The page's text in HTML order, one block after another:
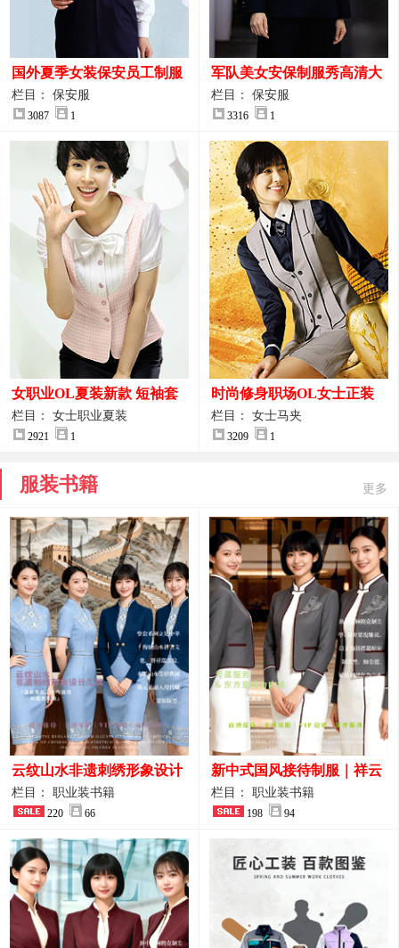
国外夏季女装保安员工制服
装大图
栏目： 保安服
3087 1
军队美女安保制服秀高清大
图
栏目： 保安服
3316 1
女职业OL夏装新款 短袖套
装女正装
栏目： 女士职业夏装
2921 1
时尚修身职场OL女士正装
马甲拍摄大图
栏目： 女士马夹
3209 1
服装书籍 更多
云纹山水非遗刺绣形象设计
工装｜会议礼仪接待人员制
服画册
栏目： 职业装书籍
220 66
新中式国风接待制服｜祥云
刺绣打造高端厅堂东方美学
栏目： 职业装书籍
198 94